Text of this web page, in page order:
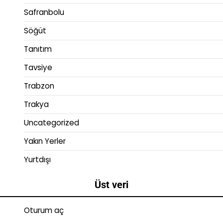
Safranbolu
Söğüt
Tanıtım
Tavsiye
Trabzon
Trakya
Uncategorized
Yakın Yerler
Yurtdışı
Üst veri
Oturum aç